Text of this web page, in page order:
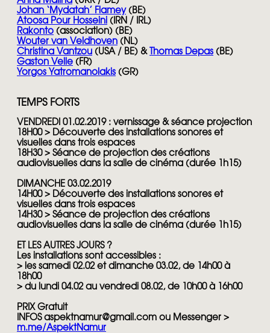
Johan ‘Mydatah’ Flamey(BE)
Atoosa Pour Hosseini (IRN / IRL)
Rakonto (association) (BE)
Wouter van Veldhoven (NL)
Christina Vantzou (USA / BE) & Thomas Depas (BE)
Gaston Velle (FR)
Yorgos Yatromanolakis (GR)
TEMPS FORTS
VENDREDI 01.02.2019 : vernissage & séance projection
18H00 > Découverte des installations sonores et
visuelles dans trois espaces
18H30 > Séance de projection des créations
audiovisuelles dans la salle de cinéma (durée 1h15)
DIMANCHE 03.02.2019
14H00 > Découverte des installations sonores et
visuelles dans trois espaces
14H30 > Séance de projection des créations
audiovisuelles dans la salle de cinéma (durée 1h15)
ET LES AUTRES JOURS ?
Les installations sont accessibles :
> les samedi 02.02 et dimanche 03.02, de 14h00 à
18h00
> du lundi 04.02 au vendredi 08.02, de 10h00 à 16h00
PRIX Gratuit
INFOSaspektnamur@gmail.com ou Messenger >
m.me/AspektNamur